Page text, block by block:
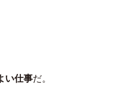
い仕事だ。